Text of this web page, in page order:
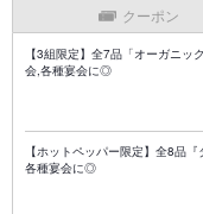
クーポン
【3組限定】全7品「オーガニ
会,各種宴会に◎
【ホットペッパー限定】全8品
各種宴会に◎